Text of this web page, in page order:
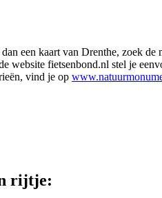
een kaart van Drenthe, zoek
website fietsenbond.nl stel je
vind je op
rijtje: